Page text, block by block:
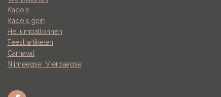
Kado's
Kado's gein
Heliumballonnen
Feest artikelen
Carnaval
Nijmeegse Vierdaagse